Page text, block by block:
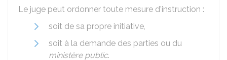
Le juge peut ordonner toute mesure d'instruction :
soit de sa propre initiative,
soit à la demande des parties ou du
ministère public.